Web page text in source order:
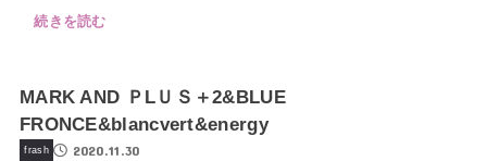
続きを読む
MARK AND ＰLＵＳ＋2&BLUE
FRONCE&blancvert&energy
frash 2020.11.30